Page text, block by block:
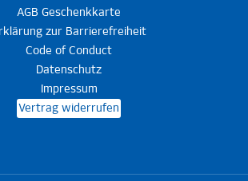
AGB Geschenkkarte
zur Barrierefreiheit
Code of Conduct
Datenschutz
Impressum
Vertrag widerrufen